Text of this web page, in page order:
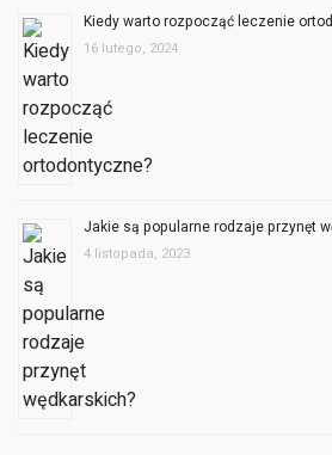
Kiedy warto rozpocząć leczenie
16 lutego, 2024
Jakie są popularne rodzaje przynęt
4 listopada, 2023